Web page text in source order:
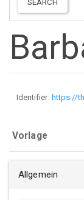
SEARCH
Identifier: https://
Vorlage
Allgemein